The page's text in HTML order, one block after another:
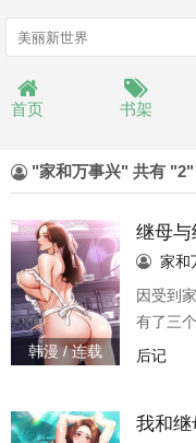
首页 书架
"家和万事兴" 共有 "2"
韩漫 / 连载
继母与
家和
因受到
有了三
满是女
后记
我和